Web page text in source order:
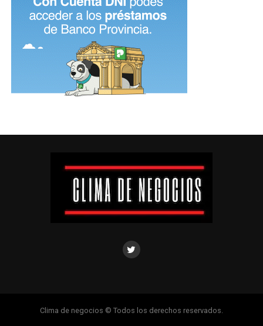
Clima de negocios © Todos los derechos reservados.